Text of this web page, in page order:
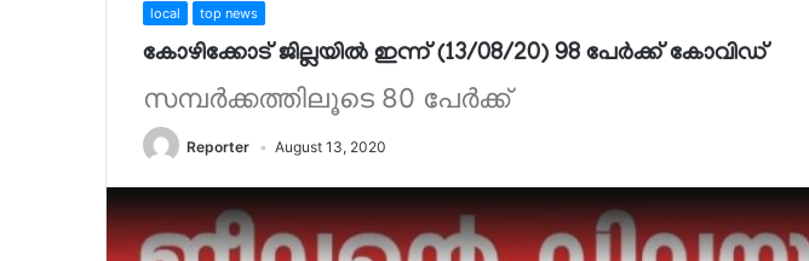
local top news
കോഴിക്കോട് ജില്ലയിൽ ഇന്ന് (13/08/20) 98 പേർക്ക് കോവിഡ്
സമ്പർക്കത്തിലൂടെ 80 പേർക്ക്
Reporter August 13, 2020